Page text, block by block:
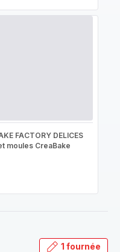
FACTORY DELICES
moules CreaBake
1 fournée